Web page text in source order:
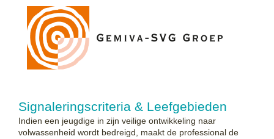
Signaleringscriteria & Leefgebieden
Indien een jeugdige in zijn veilige ontwikkeling naar
volwassenheid wordt bedreigd, maakt de professional de